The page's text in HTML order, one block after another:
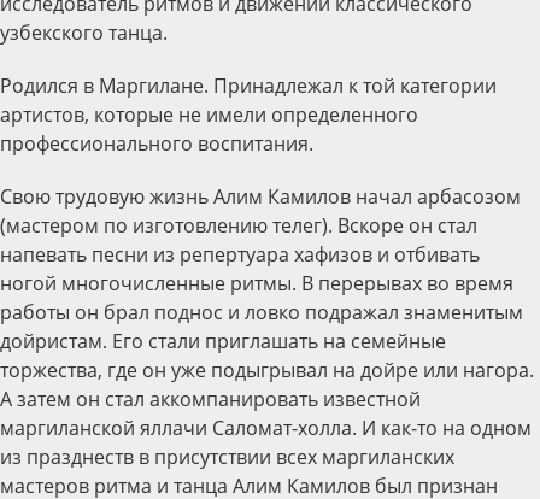
узбекского танца.
Родился в Маргилане. Принадлежал к той категории
артистов, которые не имели определенного
профессионального воспитания.
Свою трудовую жизнь Алим Камилов начал арбасозом
(мастером по изготовлению телег). Вскоре он стал
напевать песни из репертуара хафизов и отбивать
ногой многочисленные ритмы. В перерывах во время
работы он брал поднос и ловко подражал знаменитым
дойристам. Его стали приглашать на семейные
торжества, где он уже подыгрывал на дойре или нагора.
А затем он стал аккомпанировать известной
маргиланской яллачи Саломат-холла. И как-то на одном
из празднеств в присутствии всех маргиланских
мастеров ритма и танца Алим Камилов был признан